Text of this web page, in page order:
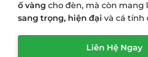
ố vàng cho đèn, mà còn mang
sang trọng, hiện đại và cá tính
Liên Hệ Ngay